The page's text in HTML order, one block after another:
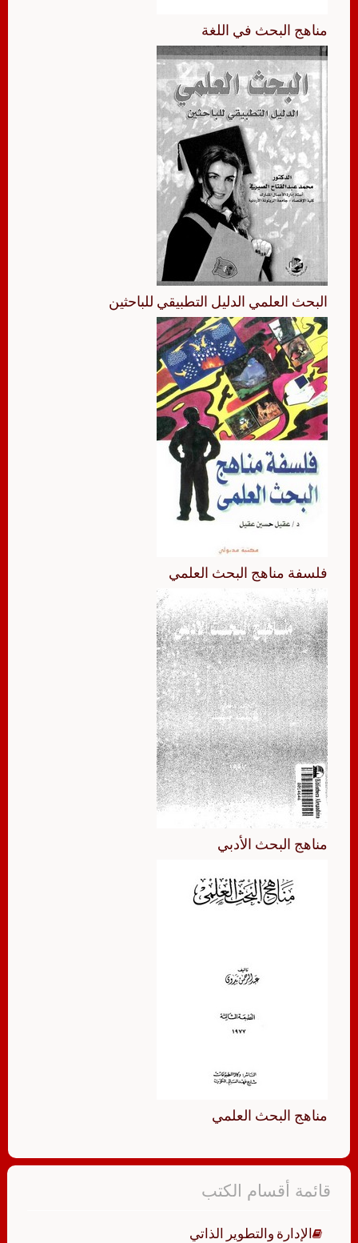
مناهج البحث في اللغة
البحث العلمي الدليل التطبيقي للباحثين
فلسفة مناهج البحث العلمي
مناهج البحث الأدبي
مناهج البحث العلمي
قائمة أقسام الكتب
الإدارة والتطوير الذاتي